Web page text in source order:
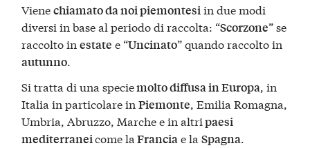
Vienechiamato da noi piemontesi in due modi
diversi in base al periodo di raccolta: “Scorzone” se
raccolto inestate e “Uncinato” quando raccolto in
autunno
Si tratta di una speciemolto diffusa in Europa, in
Italia in particolare inPiemonte, Emilia Romagna,
Umbria, Abruzzo, Marche e in altripaesi
mediterraneicome la Franciae laSpagna​​.